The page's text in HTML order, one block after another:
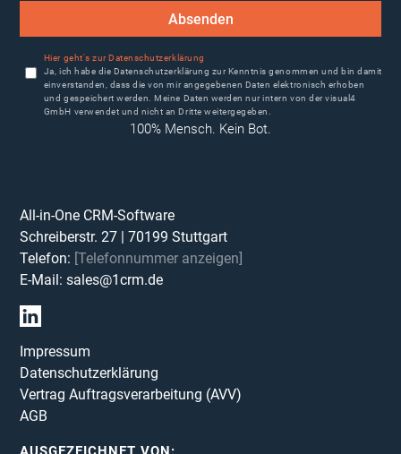
Absenden
Hier geht's zur Datenschutzerklärung
Ja, ich habe die Datenschutzerklärung zur Kenntnis genommen und bin damit
einverstanden, dass die von mir angegebenen Daten elektronisch erhoben
und gespeichert werden. Meine Daten werden nur intern von der visual4
GmbH verwendet und nicht an Dritte weitergegeben.
100% Mensch. Kein Bot.
All-in-One CRM-Software
Schreiberstr. 27 |70199 Stuttgart
Telefon: [Telefonnummer anzeigen]
E-Mail:sales@1crm.de
Impressum
Datenschutzerklärung
Vertrag Auftragsverarbeitung (AVV)
AGB